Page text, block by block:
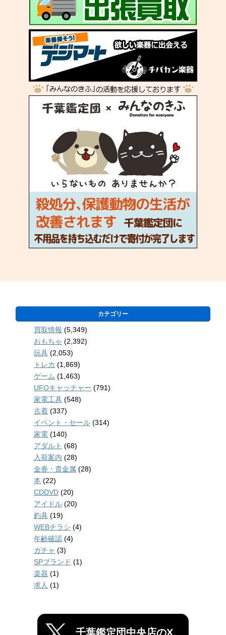
カテゴリー
買取情報 (5,349)
おもちゃ (2,392)
玩具 (2,053)
トレカ (1,869)
ゲーム (1,463)
UFOキャッチャー (791)
家電工具 (548)
古着 (337)
イベント・セール (314)
家電 (140)
アダルト (68)
入荷案内 (28)
金券・貴金属 (28)
本 (22)
CDDVD (20)
アイドル (20)
釣具 (19)
WEBチラシ (4)
年齢確認 (4)
ガチャ (3)
SPブランド (1)
楽器 (1)
求人 (1)
千葉鑑定団中央店のX